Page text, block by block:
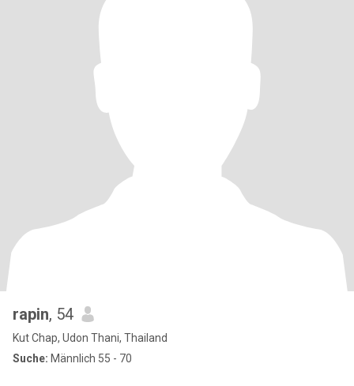
rapin, 54
Kut Chap, Udon Thani, Thailand
Suche: Männlich 55 - 70